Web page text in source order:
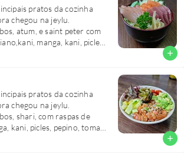
pratos da cozinha
chegou na jeylu.
atum, e saint peter com
manga, kani, picles,
alface americana.
add
pratos da cozinha
chegou na jeylu.
shari, com raspas de
kani, picles, pepino, tomate
add